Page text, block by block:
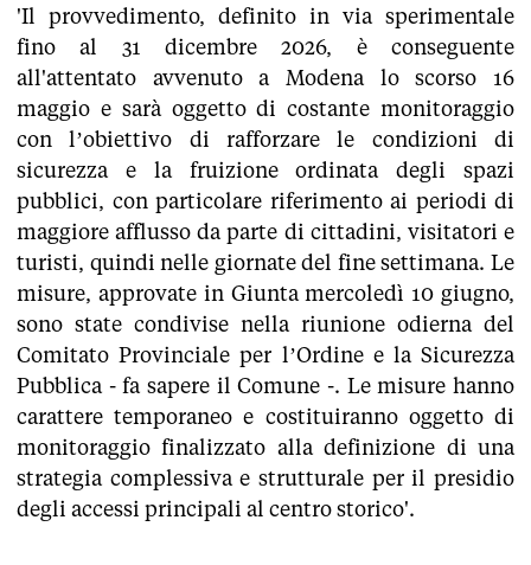
'Il provvedimento, definito in via sperimentale
fino al 31 dicembre 2026, è conseguente
all'attentato avvenuto a Modena lo scorso 16
maggio e sarà oggetto di costante monitoraggio
con l’obiettivo di rafforzare le condizioni di
sicurezza e la fruizione ordinata degli spazi
pubblici, con particolare riferimento ai periodi di
maggiore afflusso da parte di cittadini, visitatori e
turisti, quindi nelle giornate del fine settimana. Le
misure, approvate in Giunta mercoledì 10 giugno,
sono state condivise nella riunione odierna del
Comitato Provinciale per l’Ordine e la Sicurezza
Pubblica - fa sapere il Comune -. Le misure hanno
carattere temporaneo e costituiranno oggetto di
monitoraggio finalizzato alla definizione di una
strategia complessiva e strutturale per il presidio
degli accessi principali al centro storico'.